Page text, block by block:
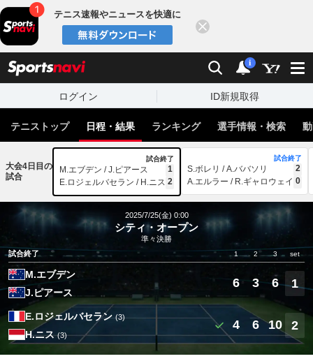
テニス速報やニュースを快適に
検索 通知
i
ログイン ID新規取得
テニストップ 日程・結果 ランキング 選手情報・検索
大会4日目の
試合
試合終了
M.エブデン / J.ピアース
1
E.ロジェルバセラン / H.ニス 2
試合終了
S.ボレリ / A.ババソリ
2
A.エルラー / R.ギャロウェイ 0
2025/7/25(金) 0:00
シティ・オープン
準々決勝
試合終了
1 2 3 set
M.エブデン
J.ピアース
6 3 6 1
E.ロジェルバセラン (3)
H.ニス (3)
4 6 10 2